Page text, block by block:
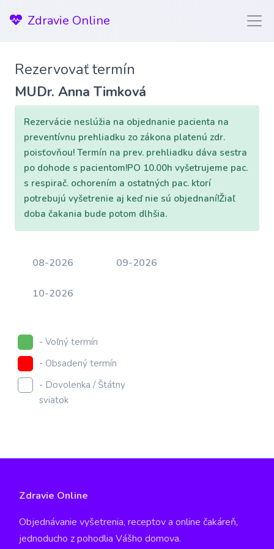
Zdravie Online
Rezervovať termín
MUDr. Anna Timková
Rezervácie neslúžia na objednanie pacienta na
preventívnu prehliadku zo zákona platenú zdr.
poisťovňou! Termín na prev. prehliadku dáva sestra
po dohode s pacientom!PO 10.00h vyšetrujeme pac.
s respirač. ochorením a ostatných pac. ktorí
potrebujú vyšetrenie aj keď nie sú objednaní!Žiaľ
doba čakania bude potom dlhšia.
08-2026 09-2026
10-2026
- Voľný termín
- Obsadený termín
- Dovolenka / Štátny
sviatok
Zdravie Online
Objednávanie vyšetrenia, receptov a online čakáreň,
jednoducho z pohodlia Vášho domova.